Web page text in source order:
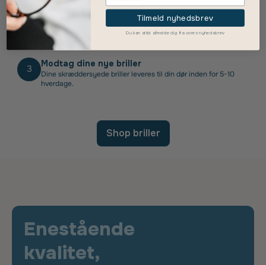
2 Vælg dine glas
Vælg glastype, tykkelse, overfladebehandling og eventuelle
ekstra features.
3 Modtag dine nye briller
Dine skræddersyede briller leveres til din dør inden for 5-10
hverdage.
Shop briller
Enestående
kvalitet,
Tilmeld nyhedsbrev
Du kan altid afmelde dig fra vores nyhedsbrev